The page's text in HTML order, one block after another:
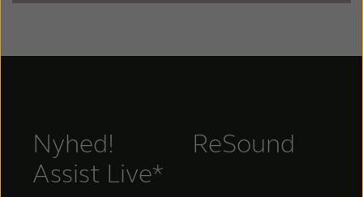
Nyhed! ReSound
Assist Live*